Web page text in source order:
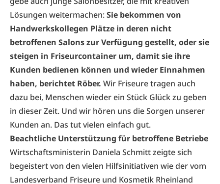
Lösungen weitermachen:Sie bekommen von
Handwerkskollegen Plätze in deren nicht
betroffenen Salons zur Verfügung gestellt, oder sie
steigen in Friseurcontainer um, damit sie ihre
Kunden bedienen können und wieder Einnahmen
haben, berichtet Röber. Wir Friseure tragen auch
dazu bei, Menschen wieder ein Stück Glück zu geben
in dieser Zeit. Und wir hören uns die Sorgen unserer
Kunden an. Das tut vielen einfach gut.
Beachtliche Unterstützung für betroffene Betriebe
Wirtschaftsministerin Daniela Schmitt zeigte sich
begeistert von den vielen Hilfsinitiativen wie der vom
Landesverband Friseure und Kosmetik Rheinland